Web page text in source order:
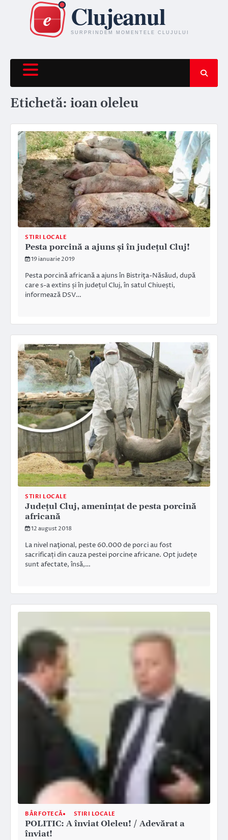
content
Etichetă: ioan oleleu
STIRI LOCALE
Pesta porcină a ajuns și în județul Cluj!
19 ianuarie 2019
Pesta porcină africană a ajuns în Bistriţa-Năsăud, după
care s-a extins și în județul Cluj, în satul Chiuești,
informează DSV…
STIRI LOCALE
Judeţul Cluj, ameninţat de pesta porcină
africană
12 august 2018
La nivel naţional, peste 60.000 de porci au fost
sacrificați din cauza pestei porcine africane. Opt județe
sunt afectate, însă,…
BÂRFOTECĂ STIRI LOCALE
POLITIC: A înviat Oleleu! / Adevărat a
înviat!